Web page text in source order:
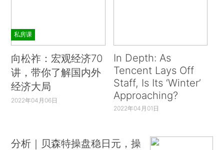
私房课
向松祚：宏观经济70
讲，带你了解国内外
经济大局
2022年04月06日
In Depth: As
Tencent Lays Off
Staff, Is Its ‘Winter’
Approaching?
2022年04月01日
分析｜贝森特操盘稳日元，操